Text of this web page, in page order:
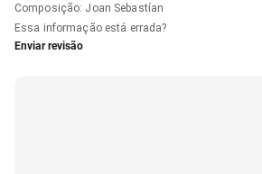
Composição: Joan Sebastían
Essa informação está errada?
Enviar revisão